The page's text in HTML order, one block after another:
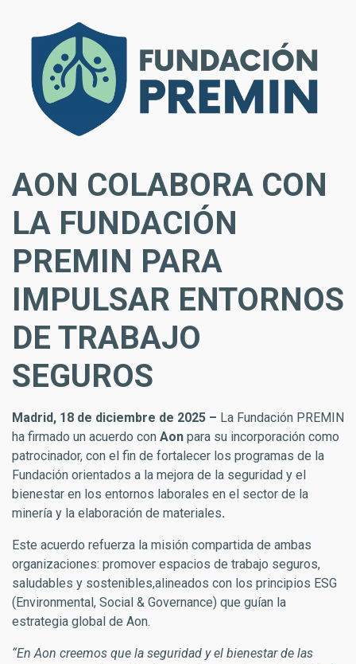
AON COLABORA CON
LA FUNDACIÓN
PREMIN PARA
IMPULSAR ENTORNOS
DE TRABAJO
SEGUROS
Madrid, 18 de diciembre de 2025 – La Fundación PREMIN
ha firmado un acuerdo con Aon para su incorporación como
patrocinador, con el fin de fortalecer los programas de la
Fundación orientados a la mejora de la seguridad y el
bienestar en los entornos laborales en el sector de la
minería y la elaboración de materiales.
Este acuerdo refuerza la misión compartida de ambas
organizaciones: promover espacios de trabajo seguros,
saludables y sostenibles,alineados con los principios ESG
(Environmental, Social & Governance) que guían la
estrategia global de Aon.
“En Aon creemos que la seguridad y el bienestar de las